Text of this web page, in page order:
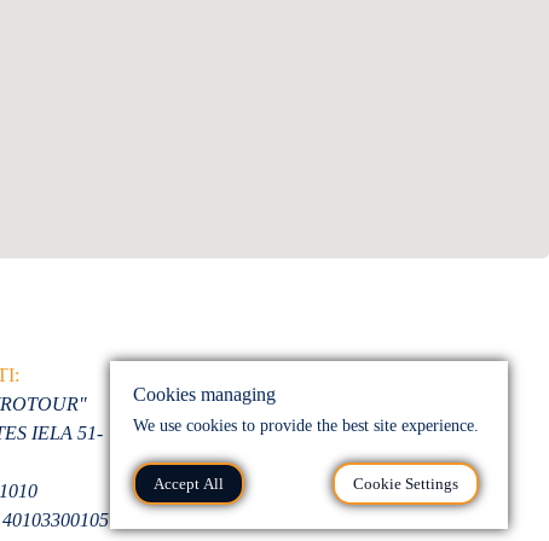
IELA 51-
A/S LUMINOR BANK
LV41 RIKO 0002 0132
4426 1
Cookies managing
We use cookies to provide the best site experience.
Accept All Cookie Settings